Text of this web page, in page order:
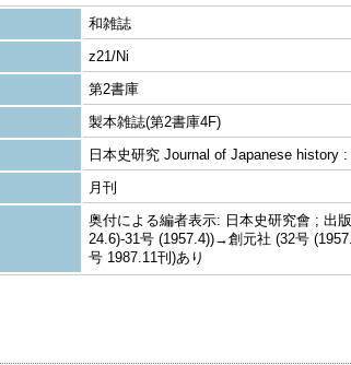
和雑誌
z21/Ni
第2書庫
製本雑誌(第2書庫4F)
日本史研究 Journal of Japanese history
月刊
奥付による編者表示: 日本史研究會 ; 出
24.6)-31号 (1957.4))→創元社 (32号
号 1987.11刊)あり